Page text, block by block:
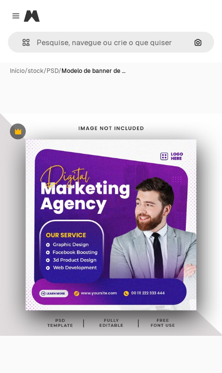
Close menu
Magnific
Início/stock/PSD/Modelo de banner de …
Premium